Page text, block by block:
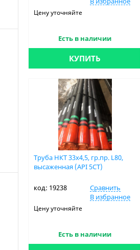
Цену уточняйте
Есть в наличии
КУПИТЬ
Труба НКТ 33х4,5, гр.пр. L80,
высаженная (API 5CT)
код: 19238
Сравнить
В избранное
Цену уточняйте
Есть в наличии